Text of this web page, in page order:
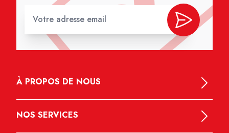
À PROPOS DE NOUS
NOS SERVICES